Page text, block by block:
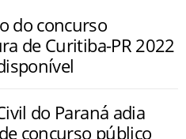
do concurso
de Curitiba-PR 2022
do Paraná adia
concurso público